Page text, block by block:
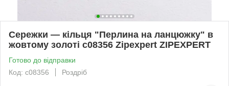
Сережки — кільця "Перлина на ланцюжку" в
жовтому золоті с08356 Zipexpert ZIPEXPERT
Готово до відправки
Код: с08356
Роздріб